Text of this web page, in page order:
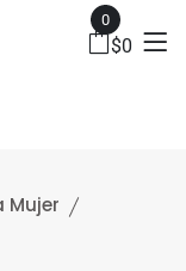
0
$0
Mujer